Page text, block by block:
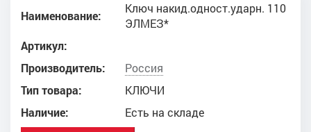
Наименование:
Ключ накид.одност.ударн. 110
ЭЛМЕЗ*
Артикул:
Производитель:
Россия
Тип товара:
КЛЮЧИ
Наличие:
Есть на складе